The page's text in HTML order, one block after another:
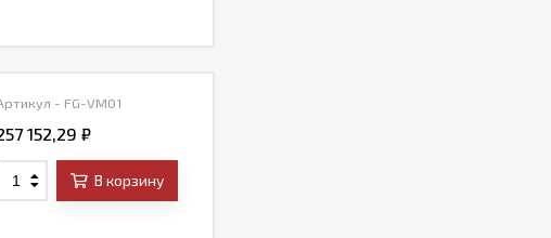
- FG-VM01
152,29 ₽
В корзину